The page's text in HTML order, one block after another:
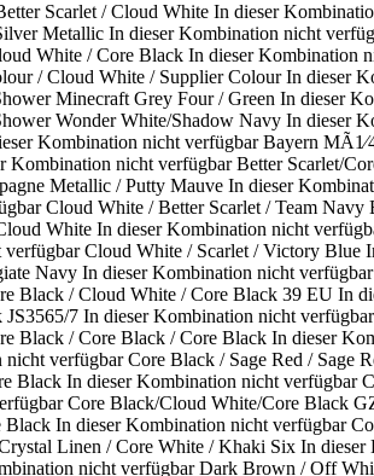
Scarlet / Cloud White In dieser
Metallic In dieser Kombination nicht
White / Core Black In dieser Kombination
/ Cloud White / Supplier Colour In dieser
Minecraft Grey Four / Green In dieser
Wonder White/Shadow Navy In dieser
Kombination nicht verfügbar Bayern
Kombination nicht verfügbar Better Scarlet/
Metallic / Putty Mauve In dieser
Cloud White / Better Scarlet / Team Navy
White In dieser Kombination nicht
verfügbar Cloud White / Scarlet / Victory Blue
Navy In dieser Kombination nicht verfügbar
Black / Cloud White / Core Black 39 EU In
7 In dieser Kombination nicht verfügbar
Black / Core Black / Core Black In dieser
nicht verfügbar Core Black / Sage Red / Sage
Black In dieser Kombination nicht verfügbar
Core Black/Cloud White/Core Black
Black In dieser Kombination nicht verfügbar
Linen / Core White / Khaki Six In dieser
nicht verfügbar Dark Brown / Off